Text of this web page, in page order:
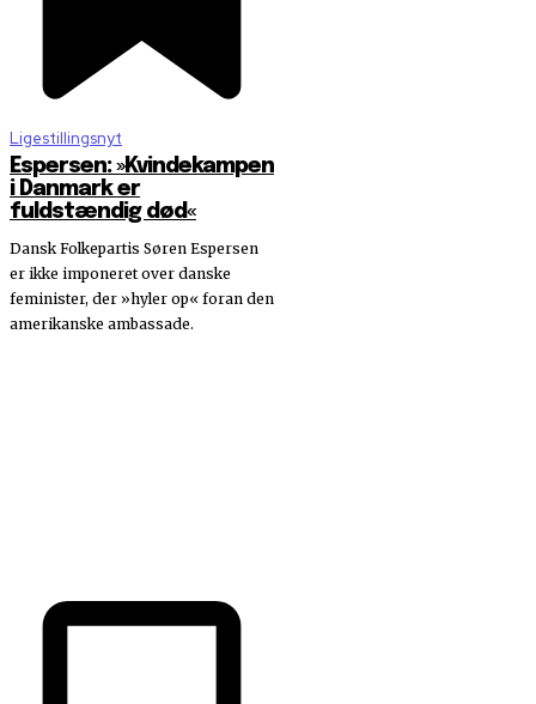
Ligestillingsnyt
Espersen: »Kvindekampen
i Danmark er
fuldstændig død«
Dansk Folkepartis Søren Espersen
er ikke imponeret over danske
feminister, der »hyler op« foran den
amerikanske ambassade.